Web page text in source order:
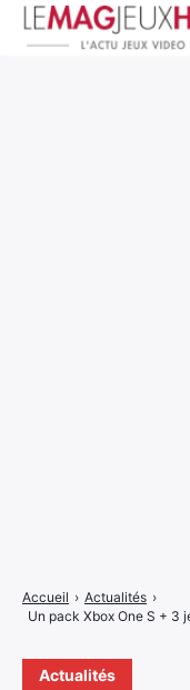
Actualités
Accueil › Actualités ›
Un pack Xbox One S + 3